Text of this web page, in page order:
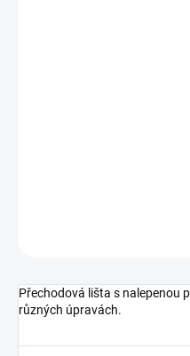
Přechodová lišta s nalepenou
různých úpravách.